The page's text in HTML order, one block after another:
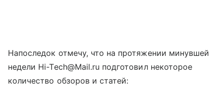
Напоследок отмечу, что на протяжении минувшей
недели Hi-Tech@Mail.ru подготовил некоторое
количество обзоров и статей: